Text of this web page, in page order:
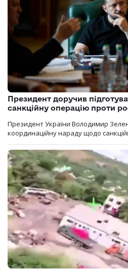
Президент доручив
санкційну операцію проти
Президент України Володимир
координаційну нараду щодо